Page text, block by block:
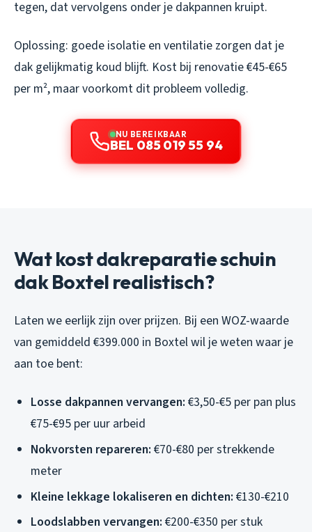
tegen, dat vervolgens onder je dakpannen kruipt.
Oplossing: goede isolatie en ventilatie zorgen dat je
dak gelijkmatig koud blijft. Kost bij renovatie €45-€65
per m², maar voorkomt dit probleem volledig.
NU BEREIKBAAR
BEL 085 019 55 94
Wat kost dakreparatie schuin
dak Boxtel realistisch?
Laten we eerlijk zijn over prijzen. Bij een WOZ-waarde
van gemiddeld €399.000 in Boxtel wil je weten waar je
aan toe bent:
Losse dakpannen vervangen: €3,50-€5 per pan plus
€75-€95 per uur arbeid
Nokvorsten repareren: €70-€80 per strekkende
meter
Kleine lekkage lokaliseren en dichten: €130-€210
Loodslabben vervangen: €200-€350 per stuk